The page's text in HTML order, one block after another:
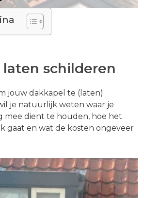
schilderen
jouw dakkapel te (laten)
je natuurlijk weten waar je
mee dient te houden, hoe het
gaat en wat de kosten ongeveer